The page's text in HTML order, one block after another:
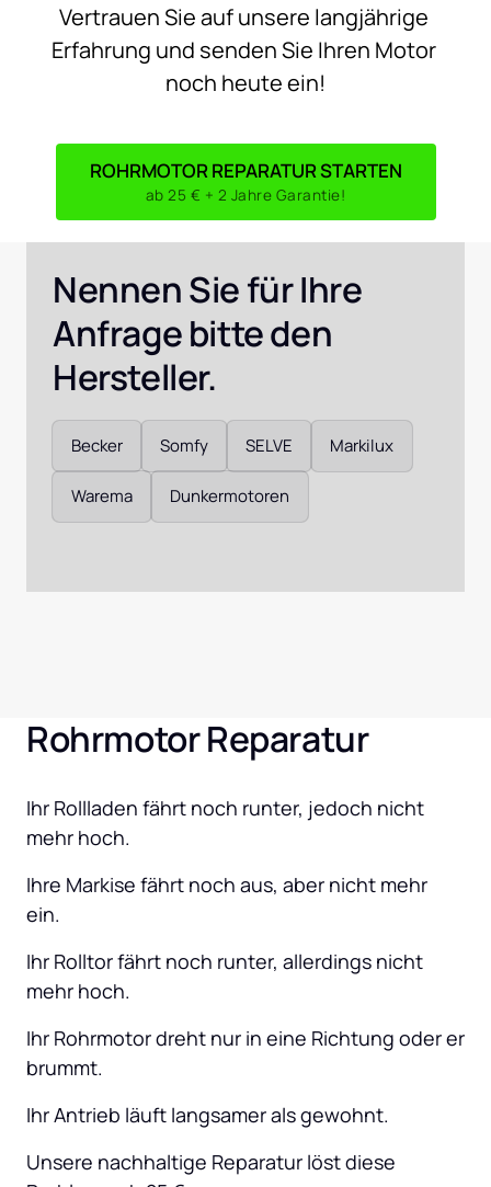
Vertrauen Sie auf unsere
Erfahrung und senden Sie Ihren
Motor
noch heute ein!
ROHRMOTOR REPARATUR STARTEN
ab 25 € + 2 Jahre Garantie!
Nennen Sie für Ihre
Anfrage bitte den
Hersteller.
Auswählen
Becker Somfy SELVE Markilux
Warema Dunkermotoren
Rohrmotor Reparatur
Ihr Rollladen fährt noch runter, jedoch nicht
mehr hoch.
Ihre Markise fährt noch aus, aber nicht mehr
ein.
Ihr Rolltor fährt noch runter, allerdings nicht
mehr hoch.
Ihr Rohrmotor dreht nur in eine Richtung oder er
brummt.
Ihr Antrieb läuft langsamer als gewohnt.
Unsere nachhaltige Reparatur löst diese